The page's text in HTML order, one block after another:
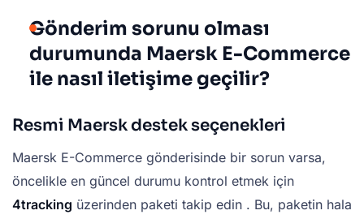
Gönderim sorunu olması
durumunda Maersk E-Commerce
ile nasıl iletişime geçilir?
Resmi Maersk destek seçenekleri
Maersk E-Commerce gönderisinde bir sorun varsa,
öncelikle en güncel durumu kontrol etmek için
4tracking üzerinden paketi takip edin . Bu, paketin hala